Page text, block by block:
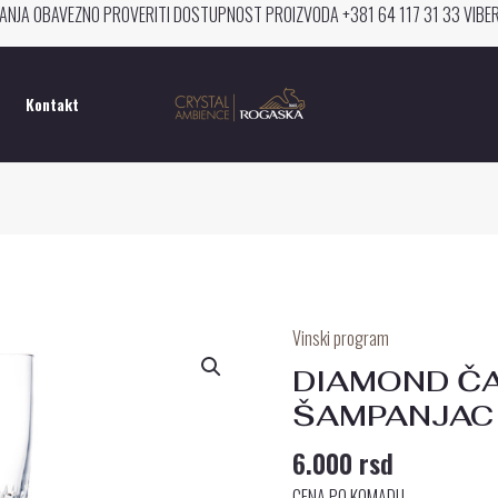
OBAVEZNO PROVERITI DOSTUPNOST PROIZVODA +381 64 117 31 33
Kontakt
Vinski program
DIAMOND
ŠAMPANJAC
6.000 rsd
DIAMOND
ČAŠA
ZA
ŠAMPANJAC
količina